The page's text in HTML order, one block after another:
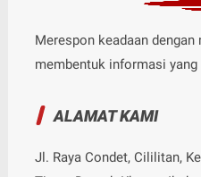
Merespon keadaan
membentuk informasi
ALAMAT KAMI
Jl. Raya Condet, Cililitan,